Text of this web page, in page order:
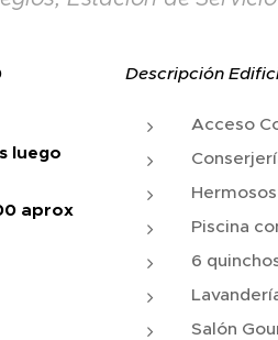
luego
aprox
Descripción
Acceso
Piscina
6
Salón